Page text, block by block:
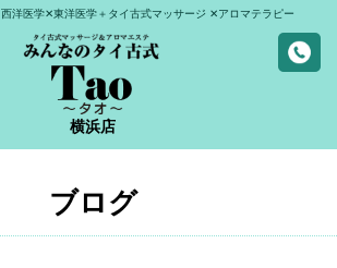
西洋医学✕東洋医学＋タイ古式マッサージ ✕アロマテラピー
横浜店
ブログ